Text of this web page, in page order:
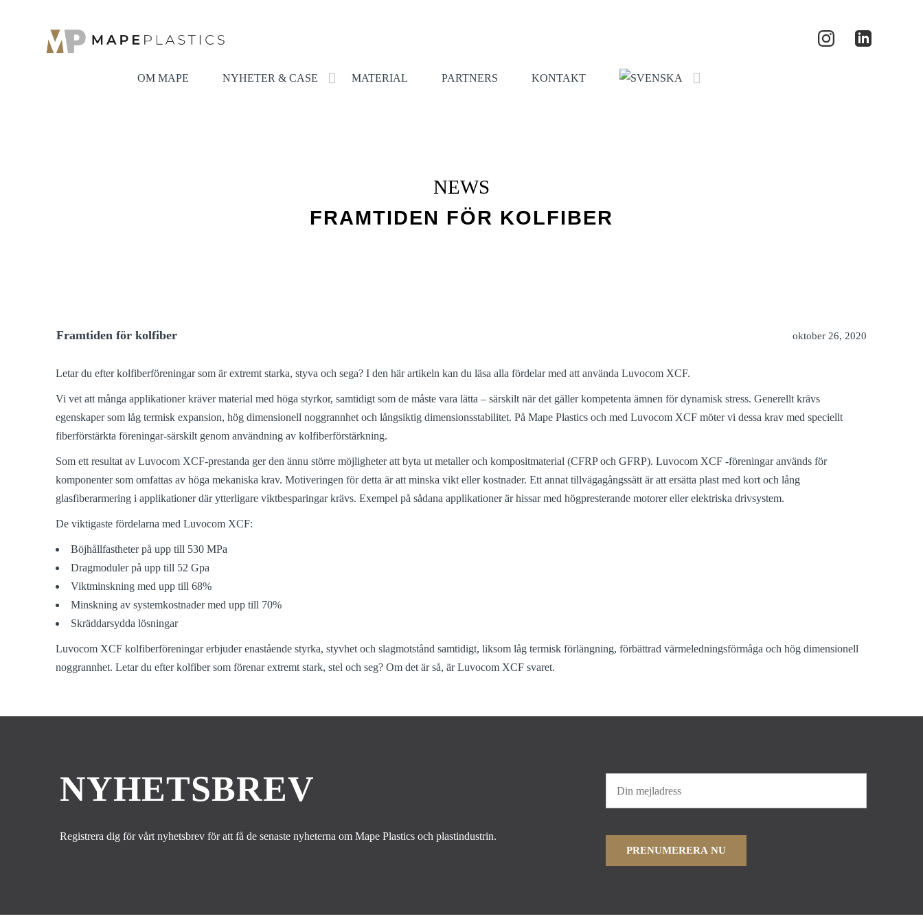
OM MAPE NYHETER & CASE MATERIAL PARTNERS KONTAKT
NEWS
FRAMTIDEN FÖR KOLFIBER
Framtiden för kolfiber oktober 26, 2020
Letar du efter kolfiberföreningar som är extremt starka, styva och sega? I den här artikeln kan du läsa alla fördelar med att använda Luvocom XCF.
Vi vet att många applikationer kräver material med höga styrkor, samtidigt som de måste vara lätta – särskilt när det gäller kompetenta ämnen för dynamisk stress. Generellt krävs
egenskaper som låg termisk expansion, hög dimensionell noggrannhet och långsiktig dimensionsstabilitet. På Mape Plastics och med Luvocom XCF möter vi dessa krav med speciellt
fiberförstärkta föreningar-särskilt genom användning av kolfiberförstärkning.
Som ett resultat av Luvocom XCF-prestanda ger den ännu större möjligheter att byta ut metaller och kompositmaterial (CFRP och GFRP). Luvocom XCF -föreningar används för
komponenter som omfattas av höga mekaniska krav. Motiveringen för detta är att minska vikt eller kostnader. Ett annat tillvägagångssätt är att ersätta plast med kort och lång
glasfiberarmering i applikationer där ytterligare viktbesparingar krävs. Exempel på sådana applikationer är hissar med högpresterande motorer eller elektriska drivsystem.
De viktigaste fördelarna med Luvocom XCF:
Böjhållfastheter på upp till 530 MPa
Dragmoduler på upp till 52 Gpa
Viktminskning med upp till 68%
Minskning av systemkostnader med upp till 70%
Skräddarsydda lösningar
Luvocom XCF kolfiberföreningar erbjuder enastående styrka, styvhet och slagmotstånd samtidigt, liksom låg termisk förlängning, förbättrad värmeledningsförmåga och hög dimensionell
noggrannhet. Letar du efter kolfiber som förenar extremt stark, stel och seg? Om det är så, är Luvocom XCF svaret.
NYHETSBREV
Registrera dig för vårt nyhetsbrev för att få de senaste nyheterna om Mape Plastics och plastindustrin.